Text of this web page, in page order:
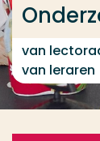
van
van leraren
Contact